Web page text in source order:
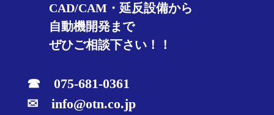
CAD/CAM・延反設備から
自動機開発まで
ぜひご相談下さい！！
☎ 075-681-0361
✉ info@otn.co.jp